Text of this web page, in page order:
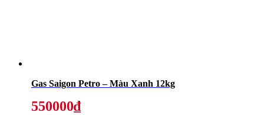
Gas Saigon Petro – Màu Xanh 12kg
550000₫